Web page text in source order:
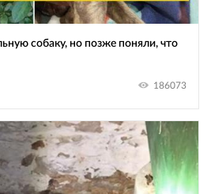
собаку, но позже поняли, что
186073